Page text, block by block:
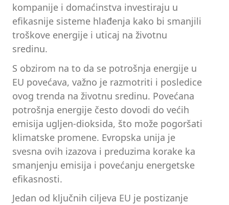
kompanije i domaćinstva investiraju u
efikasnije sisteme hlađenja kako bi smanjili
troškove energije i uticaj na životnu
sredinu.
S obzirom na to da se potrošnja energije u
EU povećava, važno je razmotriti i posledice
ovog trenda na životnu sredinu. Povećana
potrošnja energije često dovodi do većih
emisija ugljen-dioksida, što može pogoršati
klimatske promene. Evropska unija je
svesna ovih izazova i preduzima korake ka
smanjenju emisija i povećanju energetske
efikasnosti.
Jedan od ključnih ciljeva EU je postizanje